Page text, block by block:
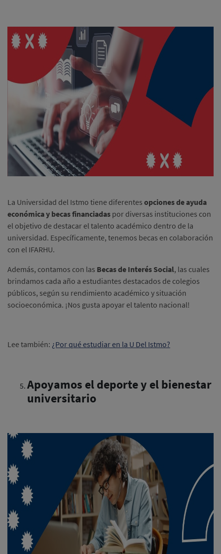
La Universidad del Istmo tiene diferentes opciones de ayuda
económica y becas financiadas por diversas instituciones con
el objetivo de destacar el talento académico dentro de la
universidad. Específicamente, tenemos becas en colaboración
con el IFARHU.
Además, contamos con las Becas de Interés Social, las cuales
brindamos cada año a estudiantes destacados de colegios
públicos, según su rendimiento académico y situación
socioeconómica. ¡Nos gusta apoyar el talento nacional!
Lee también: ¿Por qué estudiar en la U Del Istmo?
Apoyamos el deporte y el bienestar
universitario